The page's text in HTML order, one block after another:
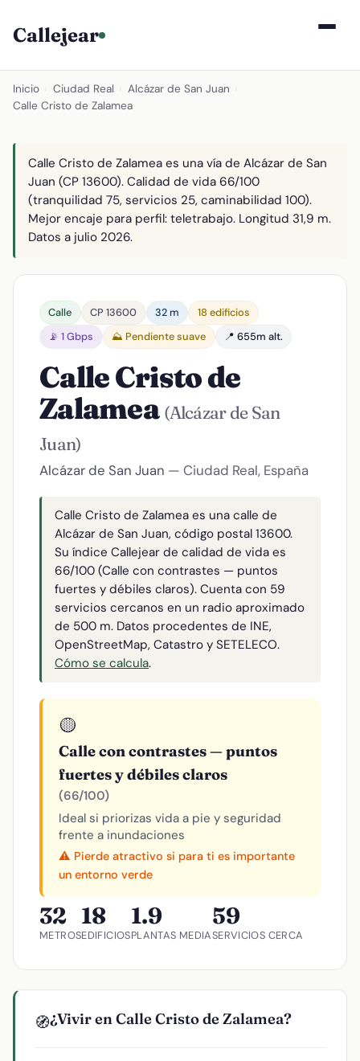
Callejear
Inicio Ciudad Real Alcázar de San Juan
Calle Cristo de Zalamea
Calle Cristo de Zalamea es una vía de Alcázar de San
Juan (CP 13600). Calidad de vida 66/100
(tranquilidad 75, servicios 25, caminabilidad 100).
Mejor encaje para perfil: teletrabajo. Longitud 31,9 m.
Datos a julio 2026.
Calle CP 13600 32 m
18 edificios
📡 1 Gbps
⛰️ Pendiente suave 📍 655m alt.
Calle Cristo de
Zalamea (Alcázar de San
Juan)
Alcázar de San Juan — Ciudad Real, España
Calle Cristo de Zalamea es una calle de
Alcázar de San Juan, código postal 13600.
Su índice Callejear de calidad de vida es
66/100 (Calle con contrastes — puntos
fuertes y débiles claros). Cuenta con 59
servicios cercanos en un radio aproximado
de 500 m. Datos procedentes de INE,
OpenStreetMap, Catastro y SETELECO.
Cómo se calcula.
🟡
Calle con contrastes — puntos
fuertes y débiles claros
(66/100)
Ideal si priorizas vida a pie y seguridad
frente a inundaciones
⚠️ Pierde atractivo si para ti es importante
un entorno verde
32
METROS
18
EDIFICIOS
1.9
PLANTAS MEDIA
59
SERVICIOS CERCA
🧭¿Vivir en Calle Cristo de Zalamea?